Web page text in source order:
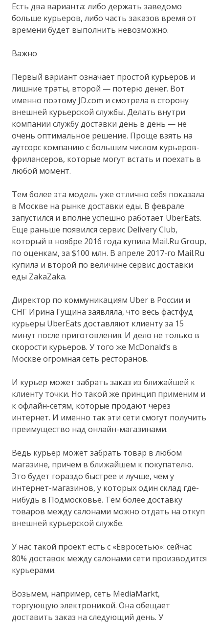
Есть два варианта: либо держать заведомо
больше курьеров, либо часть заказов время от
времени будет выполнить невозможно.
Важно
Первый вариант означает простой курьеров и
лишние траты, второй — потерю денег. Вот
именно поэтому JD.com и смотрела в сторону
внешней курьерской службы. Делать внутри
компании службу доставки день в день — не
очень оптимальное решение. Проще взять на
аутсорс компанию с большим числом курьеров-
фрилансеров, которые могут встать и поехать в
любой момент.
Тем более эта модель уже отлично себя показала
в Москве на рынке доставки еды. В феврале
запустился и вполне успешно работает UberEats.
Еще раньше появился сервис Delivery Club,
который в ноябре 2016 года купила Mail.Ru Group,
по оценкам, за $100 млн. В апреле 2017-го Mail.Ru
купила и второй по величине сервис доставки
еды ZakaZaka.
Директор по коммуникациям Uber в России и
СНГ Ирина Гущина заявляла, что весь фастфуд
курьеры UberEats доставляют клиенту за 15
минут после приготовления. И дело не только в
скорости курьеров. У того же McDonald’s в
Москве огромная сеть ресторанов.
И курьер может забрать заказ из ближайшей к
клиенту точки. Но такой же принцип применим и
к офлайн-сетям, которые продают через
интернет. И именно так эти сети смогут получить
преимущество над онлайн-магазинами.
Ведь курьер может забрать товар в любом
магазине, причем в ближайшем к покупателю.
Это будет гораздо быстрее и лучше, чем у
интернет-магазинов, у которых один склад где-
нибудь в Подмосковье. Тем более доставку
товаров между салонами можно отдать на откуп
внешней курьерской службе.
У нас такой проект есть с «Евросетью»: сейчас
80% доставок между салонами сети производится
курьерами.
Возьмем, например, сеть MediaMarkt,
торгующую электроникой. Она обещает
доставить заказ на следующий день. У